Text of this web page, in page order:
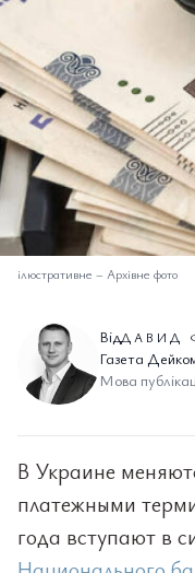
ілюстративне – Архівне фото
ВідДАВИД
Газета
Мова
В Украине
платежными
года вступают в